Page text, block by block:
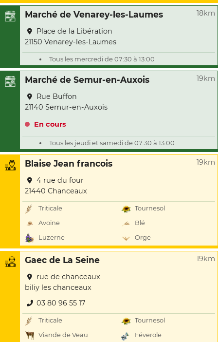
Marché de Venarey-les-Laumes 18km
Place de la Libération
21150 Venarey-les-Laumes
Tous les mercredi de 07:30 à 13:00
Marché de Semur-en-Auxois 19km
Rue Buffon
21140 Semur-en-Auxois
En cours
Tous les jeudi et samedi de 07:30 à 13:00
Blaise Jean francois 19km
4 rue du four
21440 Chanceaux
Triticale
Tournesol
Avoine
Blé
Luzerne
Orge
Gaec de La Seine 19km
rue de chanceaux
biliy les chanceaux
03 80 96 55 17
Triticale
Tournesol
Viande de Veau
Féverole